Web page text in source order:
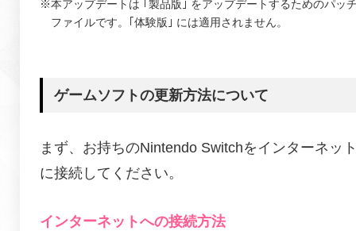
※本アップデートは ｢製品版｣ をアップデートするためのパッ
ファイルです。
｢体験版｣ には適用されません。
ゲームソフトの更新方法について
まず、お持ちのNintendo Switchをインターネッ
に接続してください。
インターネットへの接続方法